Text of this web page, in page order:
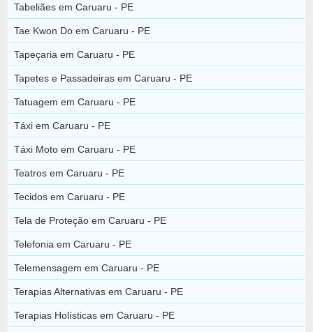
Tabeliães em Caruaru - PE
Tae Kwon Do em Caruaru - PE
Tapeçaria em Caruaru - PE
Tapetes e Passadeiras em Caruaru - PE
Tatuagem em Caruaru - PE
Táxi em Caruaru - PE
Táxi Moto em Caruaru - PE
Teatros em Caruaru - PE
Tecidos em Caruaru - PE
Tela de Proteção em Caruaru - PE
Telefonia em Caruaru - PE
Telemensagem em Caruaru - PE
Terapias Alternativas em Caruaru - PE
Terapias Holísticas em Caruaru - PE